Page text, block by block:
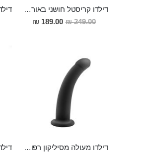
דילדו קריסטל חושני באורך 17 סמ ורוחב 3.5 סמ עם טבעות עונג ובליטות להעצמת החיכוך וההנאה
249.00 ₪
מחיר
מבצע
189.00 ₪
דילדו מעולה מסיליקון רפואי 17.5 ס"מ אורך מתאים לכל סוגי הרצועות ,עם ואקום חזק "Perun"